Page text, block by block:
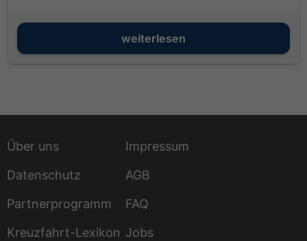
weiterlesen
Über uns
Impressum
Datenschutz
AGB
Partnerprogramm
FAQ
Kreuzfahrt-Lexikon Jobs